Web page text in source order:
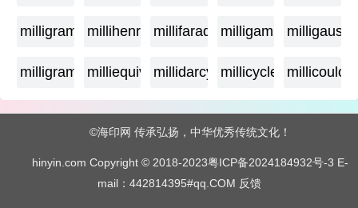
milligrammemillihenry millifarad milligammamilligauss
milligram milliequivalentmillidarcy millicycle
©海印网 传承弘扬，中华优秀传统文化！
hinyin.com Copyright © 2018-2023粤ICP备2024184932号-3 E-
mail：442814395#qq.COM 反馈